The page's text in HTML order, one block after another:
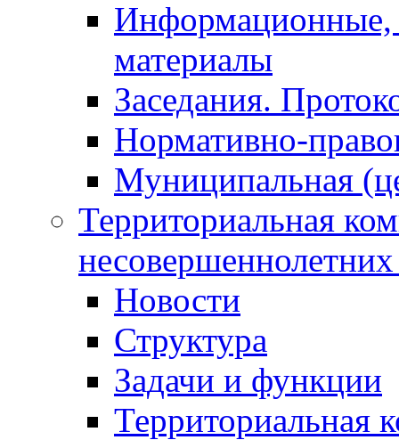
Информационные,
материалы
Заседания.
Нормативно-
Муниципальная
Территориальная
Новости
Структура
Задачи и функции
Территориальная